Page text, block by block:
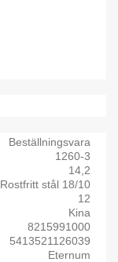
Beställningsvara
1260-3
14,2
Rostfritt stål 18/10
12
Kina
8215991000
5413521126039
Eternum